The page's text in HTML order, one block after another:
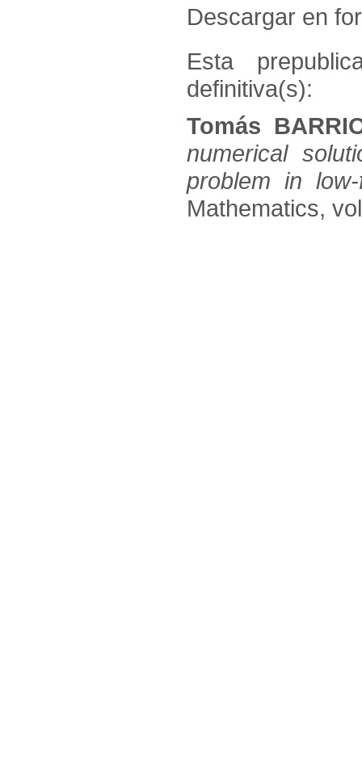
Descargar en
Esta
definitiva(s):
Tomás
numerical
problem in
Mathematics,